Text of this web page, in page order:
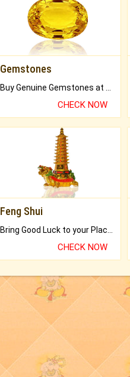
Gemstones
CHECK NOW
Feng Shui
Bring Good Luck to your Place with Feng Shui.
CHECK NOW